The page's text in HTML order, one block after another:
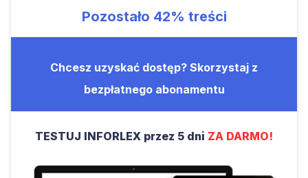
Pozostało 42% treści
Chcesz uzyskać dostęp? Skorzystaj z
bezpłatnego abonamentu
TESTUJ INFORLEX przez 5 dni ZA DARMO!